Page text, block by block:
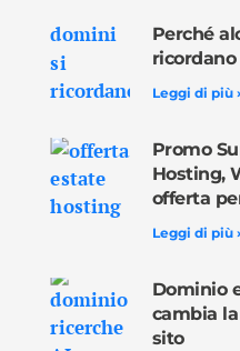
Perché
Leggi di più
Promo
Hosting,
offerta
Leggi di più
Dominio
cambia
sito